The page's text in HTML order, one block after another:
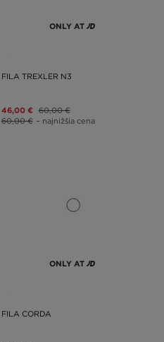
ONLY AT
FILA TREXLER N3
46,00 € 60,00 €
60,00 € – najnižšia cena
ONLY AT
FILA CORDA